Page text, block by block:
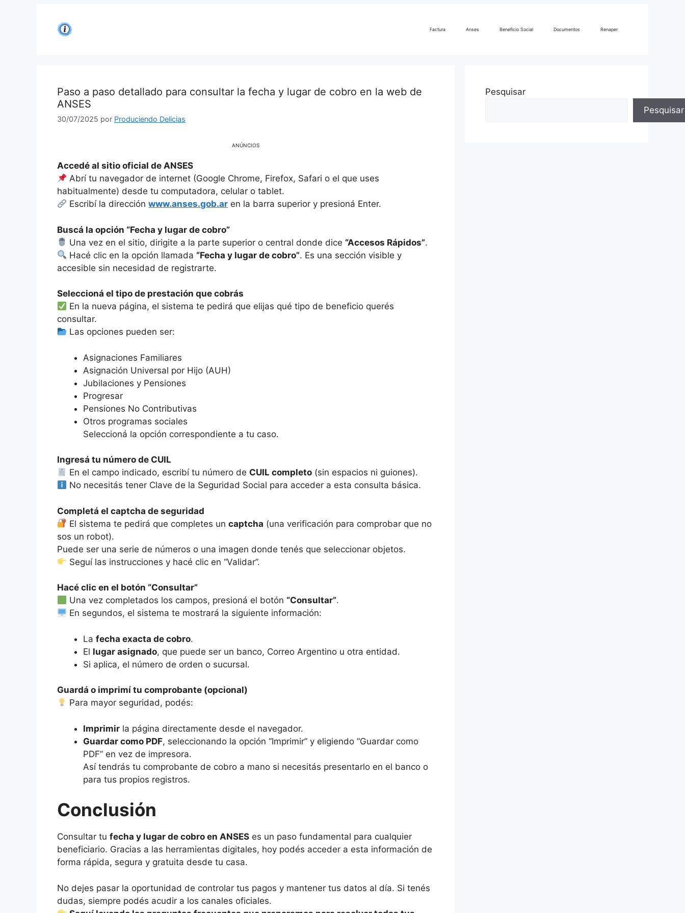
Factura Anses Beneficio Social Documentos Renaper
Paso a paso detallado para consultar la fecha y lugar de cobro en la web de
ANSES
30/07/2025 por Produciendo Delicias
ANÚNCIOS
Accedé al sitio oficial de ANSES
Abrí tu navegador de internet (Google Chrome, Firefox, Safari o el que uses
habitualmente) desde tu computadora, celular o tablet.
Escribí la direcciónwww.anses.gob.ar en la barra superior y presioná Enter.
Buscá la opción “Fecha y lugar de cobro”
Una vez en el sitio, dirigite a la parte superior o central donde dice “Accesos Rápidos”.
Hacé clic en la opción llamada “Fecha y lugar de cobro”. Es una sección visible y
accesible sin necesidad de registrarte.
Seleccioná el tipo de prestación que cobrás
En la nueva página, el sistema te pedirá que elijas qué tipo de beneficio querés
consultar.
Las opciones pueden ser:
Asignaciones Familiares
Asignación Universal por Hijo (AUH)
Jubilaciones y Pensiones
Progresar
Pensiones No Contributivas
Otros programas sociales
Seleccioná la opción correspondiente a tu caso.
Ingresá tu número de CUIL
En el campo indicado, escribí tu número de CUIL completo (sin espacios ni guiones).
No necesitás tener Clave de la Seguridad Social para acceder a esta consulta básica.
Completá el captcha de seguridad
El sistema te pedirá que completes uncaptcha (una verificación para comprobar que no
sos un robot).
Puede ser una serie de números o una imagen donde tenés que seleccionar objetos.
Seguí las instrucciones y hacé clic en “Validar”.
Hacé clic en el botón “Consultar”
Una vez completados los campos, presioná el botón “Consultar”.
En segundos, el sistema te mostrará la siguiente información:
La fecha exacta de cobro.
El lugar asignado, que puede ser un banco, Correo Argentino u otra entidad.
Si aplica, el número de orden o sucursal.
Guardá o imprimí tu comprobante (opcional)
Para mayor seguridad, podés:
Imprimir la página directamente desde el navegador.
Guardar como PDF, seleccionando la opción “Imprimir” y eligiendo “Guardar como
PDF” en vez de impresora.
Así tendrás tu comprobante de cobro a mano si necesitás presentarlo en el banco o
para tus propios registros.
Conclusión
Consultar tu fecha y lugar de cobro en ANSES es un paso fundamental para cualquier
beneficiario. Gracias a las herramientas digitales, hoy podés acceder a esta información de
forma rápida, segura y gratuita desde tu casa.
No dejes pasar la oportunidad de controlar tus pagos y mantener tus datos al día. Si tenés
dudas, siempre podés acudir a los canales oficiales.
Pesquisar
Pesquisar